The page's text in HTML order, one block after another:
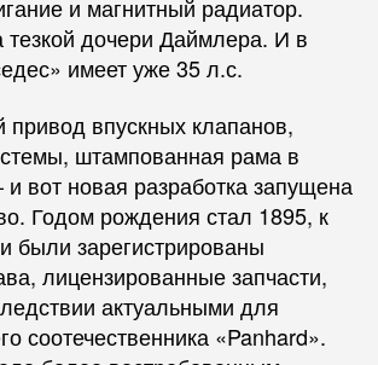
и магнитный радиатор.
дочери Даймлера. И в
имеет уже 35 л.с.
привод впускных клапанов,
штампованная рама в
вот новая разработка запущена
Годом рождения стал 1895, к
были зарегистрированы
лицензированные запчасти,
актуальными для
соотечественника «Panhard».